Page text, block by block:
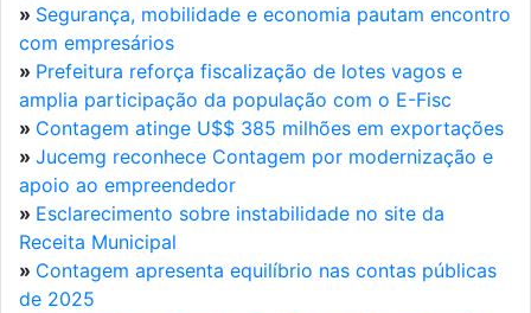
» Segurança, mobilidade e economia pautam encontro
com empresários
» Prefeitura reforça fiscalização de lotes vagos e
amplia participação da população com o E-Fisc
» Contagem atinge U$$ 385 milhões em exportações
» Jucemg reconhece Contagem por modernização e
apoio ao empreendedor
» Esclarecimento sobre instabilidade no site da
Receita Municipal
» Contagem apresenta equilíbrio nas contas públicas
de 2025